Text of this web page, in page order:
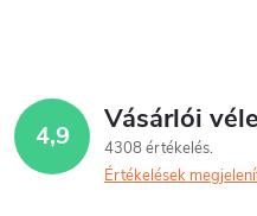
4,9 Vásárlói
4308 értékelés
Értékelések